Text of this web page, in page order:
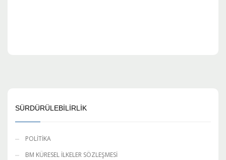
SÜRDÜRÜLEBİLİRLİK
POLİTİKA
BM KÜRESEL İLKELER SÖZLEŞMESİ